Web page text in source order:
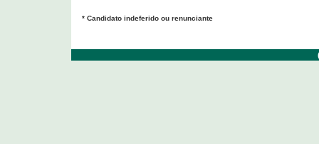
* Candidato indeferido ou renunciante